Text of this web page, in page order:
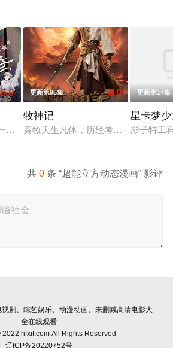
6.0
间酒馆——谷雨街后巷。 无论城市的角落
更新第95集 4.0
牧神记
秦牧天生凡体，历经考验成为天魔教
更新第14集
星卡梦
影子特工
共0 条 “超能立方动态漫画” 影评
剧、综艺娱乐、动漫动画、未删减高清电影大
全在线观看
hfxit.com All Rights Reserved
辽ICP备20220752号